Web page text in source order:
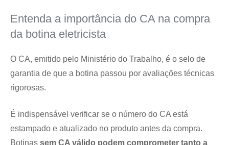
Entenda a importância do CA na compra
da botina eletricista
O CA, emitido pelo Ministério do Trabalho, é o selo de
garantia de que a botina passou por avaliações técnicas
rigorosas.
É indispensável verificar se o número do CA está
estampado e atualizado no produto antes da compra.
Botinas sem CA válido podem comprometer tanto a